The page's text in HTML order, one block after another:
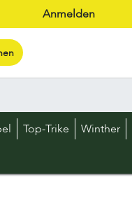
Anmelden
Top-Trike Winther